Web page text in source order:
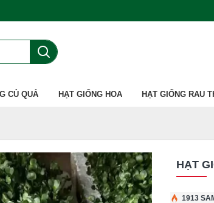
CỦ QUẢ HẠT GIỐNG HOA HẠT GIỐNG RAU
HẠT
1913